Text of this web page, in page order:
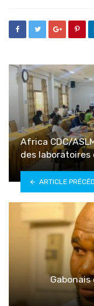
Africa CDC/
des
ARTICLE
Gabonais